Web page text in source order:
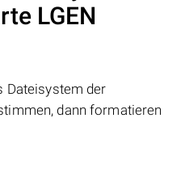
LGEN
Dateisystem der
dann formatieren